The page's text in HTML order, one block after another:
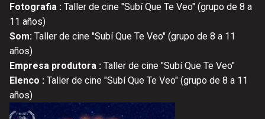
Fotografia : Taller de cine "Subí Que Te Veo" (grupo de 8 a
11 años)
Som: Taller de cine "Subí Que Te Veo" (grupo de 8 a 11
años)
Empresa produtora : Taller de cine "Subí Que Te Veo"
Elenco : Taller de cine "Subí Que Te Veo" (grupo de 8 a 11
años)